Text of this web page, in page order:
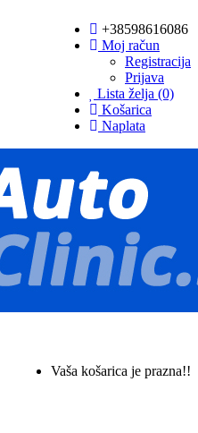
+38598616086
Moj račun
Registracija
Prijava
Lista želja (0)
Košarica
Naplata
Vaša košarica je prazna!!